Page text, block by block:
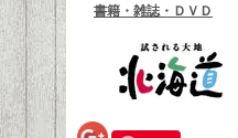
書籍・雑誌・ＤＶＤ